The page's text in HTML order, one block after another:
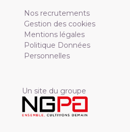
Nos recrutements
Gestion des cookies
Mentions légales
Politique Données
Personnelles
Un site du groupe